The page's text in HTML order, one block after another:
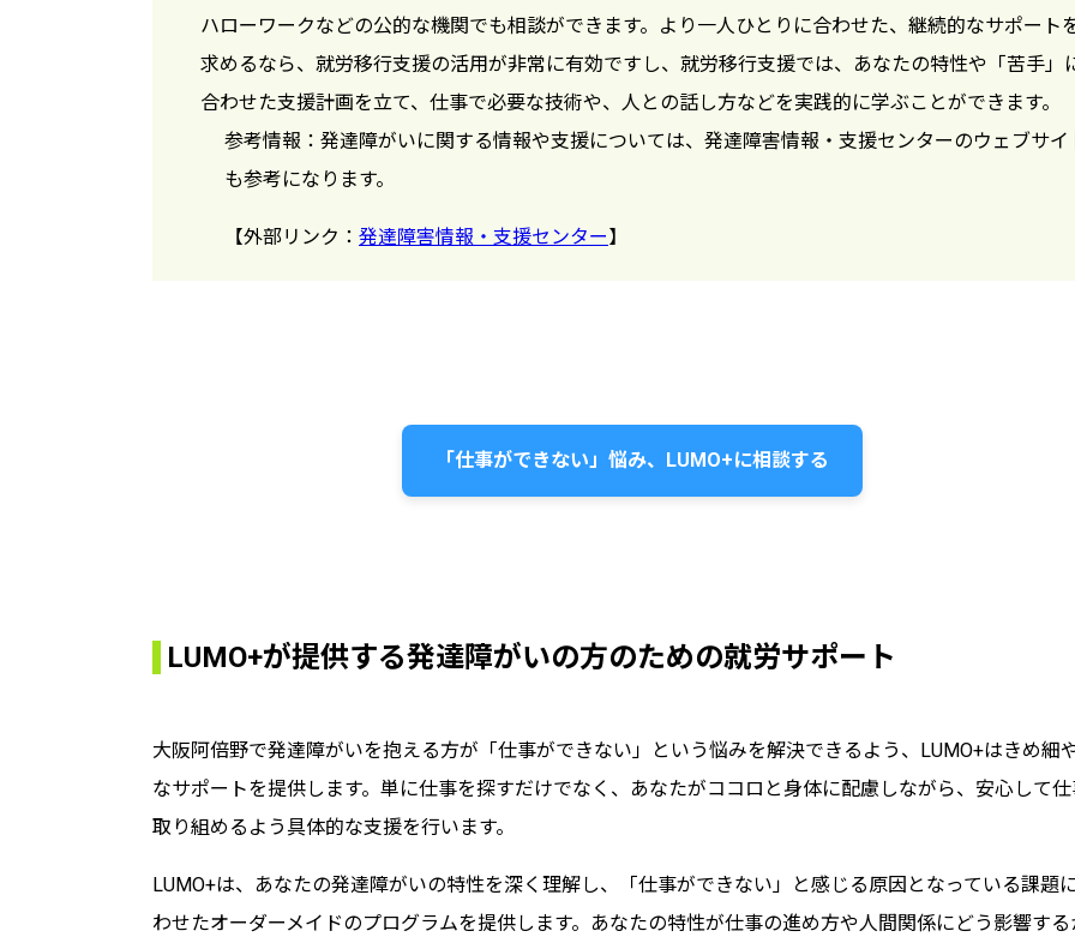
ハローワークなどの公的な機関でも相談ができます。より一人ひとりに合わせた、継続的なサポート
求めるなら、就労移行支援の活用が非常に有効ですし、就労移行支援では、あなたの特性や「苦手」
合わせた支援計画を立て、仕事で必要な技術や、人との話し方などを実践的に学ぶことができます。
参考情報：発達障がいに関する情報や支援については、発達障害情報・支援センターのウェブサイ
も参考になります。
【外部リンク： 発達障害情報・支援センター】
「仕事ができない」悩み、LUMO+に相談する
LUMO+が提供する発達障がいの方のための就労サポート
大阪阿倍野で発達障がいを抱える方が「仕事ができない」という悩みを解決できるよう、LUMO+はきめ細
なサポートを提供します。単に仕事を探すだけでなく、あなたがココロと身体に配慮しながら、安心して仕
取り組めるよう具体的な支援を行います。
LUMO+は、あなたの発達障がいの特性を深く理解し、「仕事ができない」と感じる原因となっている課題
わせたオーダーメイドのプログラムを提供します。あなたの特性が仕事の進め方や人間関係にどう影響する